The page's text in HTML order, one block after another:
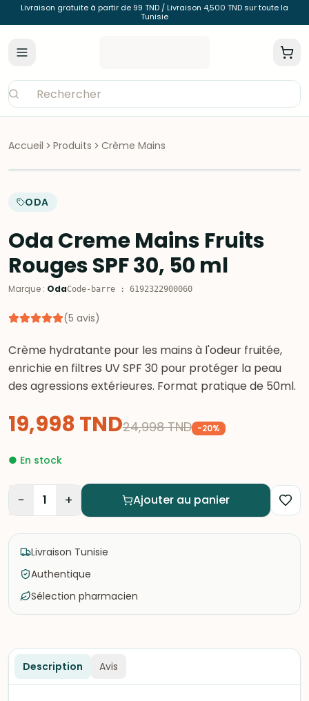
Livraison gratuite à partir de 99 TND / Livraison 4,500 TND sur toute la
Tunisie
Accueil Produits Crème Mains
ODA
Oda Creme Mains Fruits
Rouges SPF 30, 50 ml
Marque : OdaCode-barre : 6192322900060
(5 avis)
Crème hydratante pour les mains à l'odeur fruitée,
enrichie en filtres UV SPF 30 pour protéger la peau
des agressions extérieures. Format pratique de 50ml.
19,998TND24,998 TND -20%
● En stock
− 1 + Ajouter au panier
Livraison Tunisie
Authentique
Sélection pharmacien
Description Avis